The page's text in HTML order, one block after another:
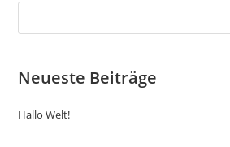
Neueste Beiträge
Hallo Welt!